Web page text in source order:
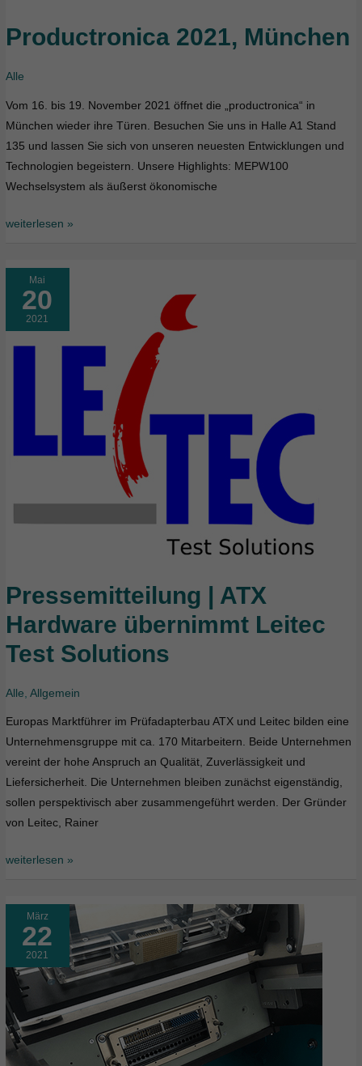
Productronica 2021, München
Alle
Vom 16. bis 19. November 2021 öffnet die „productronica“ in
München wieder ihre Türen. Besuchen Sie uns in Halle A1 Stand
135 und lassen Sie sich von unseren neuesten Entwicklungen und
Technologien begeistern. Unsere Highlights: MEPW100
Wechselsystem als äußerst ökonomische
Productronica
München
weiterlesen »
Mai
20
2021
Pressemitteilung | ATX
Hardware übernimmt Leitec
Test Solutions
Alle ,Allgemein
Europas Marktführer im Prüfadapterbau ATX und Leitec bilden eine
Unternehmensgruppe mit ca. 170 Mitarbeitern. Beide Unternehmen
vereint der hohe Anspruch an Qualität, Zuverlässigkeit und
Liefersicherheit. Die Unternehmen bleiben zunächst eigenständig,
sollen perspektivisch aber zusammengeführt werden. Der Gründer
von Leitec, Rainer
Pressemitteilung
ATX
Hardware
Leitec
Solutions
weiterlesen »
März
22
2021